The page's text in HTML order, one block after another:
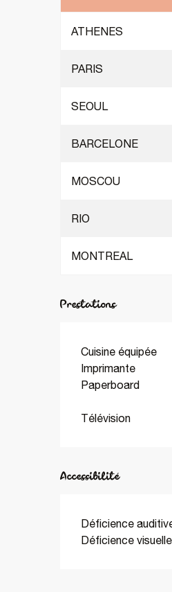
ATHENES
PARIS
SEOUL
BARCELONE
MOSCOU
RIO
MONTREAL
Prestations
Cuisine équipée
Imprimante
Paperboard
Télévision
Accessibilité
Déficience
Déficience visuelle